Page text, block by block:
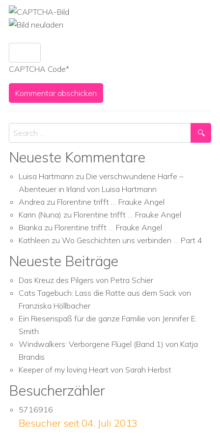
CAPTCHA Code*
Search
Neueste Kommentare
Luisa Hartmann zu Die verschwundene Harfe –
Abenteuer in Irland von Luisa Hartmann
Andrea zu Florentine trifft … Frauke Angel
Karin (Nuna) zu Florentine trifft … Frauke Angel
Bianka zu Florentine trifft … Frauke Angel
Kathleen zu Wo Geschichten uns verbinden … Part 4
Neueste Beiträge
Das Kreuz des Pilgers von Petra Schier
Cats Tagebuch: Lass die Ratte aus dem Sack von
Franziska Höllbacher
Ein Riesenspaß für die ganze Familie von Jennifer E.
Smith
Windwalkers: Verborgene Flügel (Band 1) von Katja
Brandis
Keeper of my loving Heart von Sarah Herbst
Besucherzähler
5716916
Besucher seit 04. Juli 2013